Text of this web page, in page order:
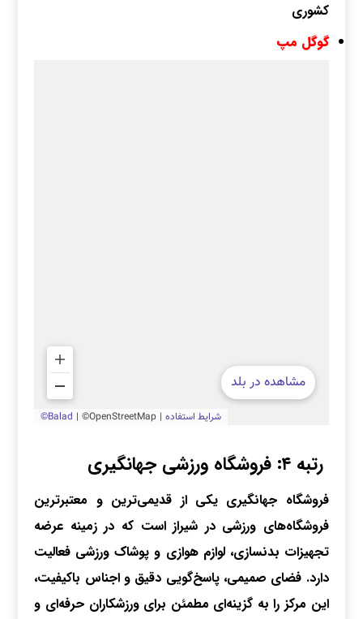
کشوری
گوگل مپ
رتبه ۴: فروشگاه ورزشی جهانگیری
فروشگاه جهانگیری یکی از قدیمی‌ترین و معتبرترین
فروشگاه‌های ورزشی در شیراز است که در زمینه عرضه
تجهیزات بدنسازی، لوازم هوازی و پوشاک ورزشی فعالیت
دارد. فضای صمیمی، پاسخ‌گویی دقیق و اجناس باکیفیت،
این مرکز را به گزینه‌ای مطمئن برای ورزشکاران حرفه‌ای و